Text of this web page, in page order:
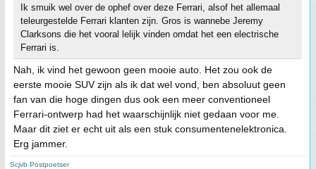
Ik smuik wel over de ophef over deze Ferrari, alsof het allemaal
teleurgestelde Ferrari klanten zijn. Gros is wannebe Jeremy
Clarksons die het vooral lelijk vinden omdat het een electrische
Ferrari is.
Nah, ik vind het gewoon geen mooie auto. Het zou ook de
eerste mooie SUV zijn als ik dat wel vond, ben absoluut geen
fan van die hoge dingen dus ook een meer conventioneel
Ferrari-ontwerp had het waarschijnlijk niet gedaan voor me.
Maar dit ziet er echt uit als een stuk consumentenelektronica.
Erg jammer.
Scjvb Postpoetser